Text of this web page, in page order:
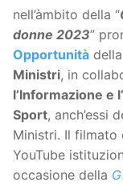
nell’àmbito della “
donne 2023”
Opportunità della
Ministri, in
l’Informazione e
Sport, anch’essi
Ministri. Il filmato
YouTube
occasione della